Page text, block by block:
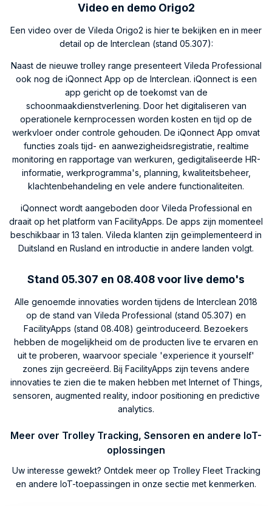
Video en demo Origo2
Een video over de Vileda Origo2 is hier te bekijken en in meer
detail op de Interclean (stand 05.307):
Naast de nieuwe trolley range presenteert Vileda Professional
ook nog de iQonnect App op de Interclean. iQonnect is een
app gericht op de toekomst van de
schoonmaakdienstverlening. Door het digitaliseren van
operationele kernprocessen worden kosten en tijd op de
werkvloer onder controle gehouden. De iQonnect App omvat
functies zoals tijd- en aanwezigheidsregistratie, realtime
monitoring en rapportage van werkuren, gedigitaliseerde HR-
informatie, werkprogramma's, planning, kwaliteitsbeheer,
klachtenbehandeling en vele andere functionaliteiten.
iQonnect wordt aangeboden door Vileda Professional en
draait op het platform van FacilityApps. De apps zijn momenteel
beschikbaar in 13 talen. Vileda klanten zijn geïmplementeerd in
Duitsland en Rusland en introductie in andere landen volgt.
Stand 05.307 en 08.408 voor live demo's
Alle genoemde innovaties worden tijdens de Interclean 2018
op de stand van Vileda Professional (stand 05.307) en
FacilityApps (stand 08.408) geïntroduceerd. Bezoekers
hebben de mogelijkheid om de producten live te ervaren en
uit te proberen, waarvoor speciale 'experience it yourself'
zones zijn gecreëerd. Bij FacilityApps zijn tevens andere
innovaties te zien die te maken hebben met Internet of Things,
sensoren, augmented reality, indoor positioning en predictive
analytics.
Meer over Trolley Tracking, Sensoren en andere IoT-
oplossingen
Uw interesse gewekt? Ontdek meer op Trolley Fleet Tracking
en andere IoT-toepassingen in onze sectie met kenmerken.